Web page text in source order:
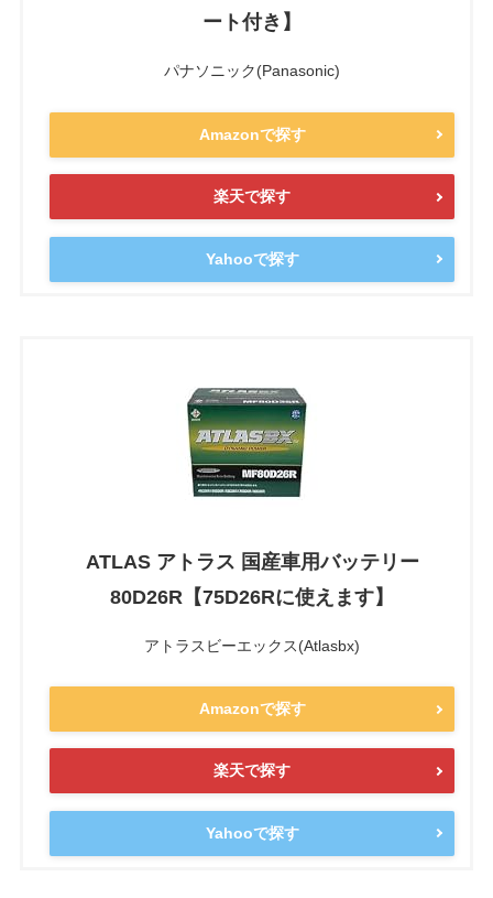
ート付き】
パナソニック(Panasonic)
Amazonで探す
楽天で探す
Yahooで探す
ATLAS アトラス 国産車用バッテリー
80D26R【75D26Rに使えます】
アトラスビーエックス(Atlasbx)
Amazonで探す
楽天で探す
Yahooで探す